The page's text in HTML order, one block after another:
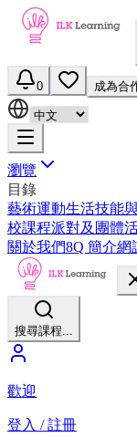
0 成為合
瀏覽
目錄
藝術運動生活技能
校課程派對及團體
關於我們8Q 簡介網
搜尋課程...
歡迎
登入 / 註冊